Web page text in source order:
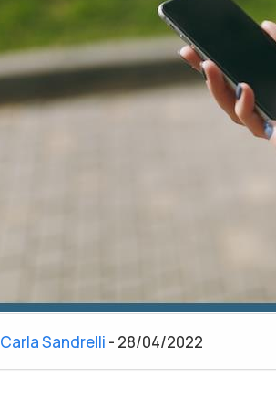
Carla Sandrelli - 28/04/2022